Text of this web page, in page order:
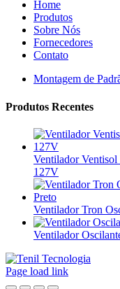
Home
Produtos
Sobre Nós
Fornecedores
Contato
Montagem de
Produtos Recentes
Ventilador Ventisol
127V
Ventilador Tron
Ventilador
Page load link